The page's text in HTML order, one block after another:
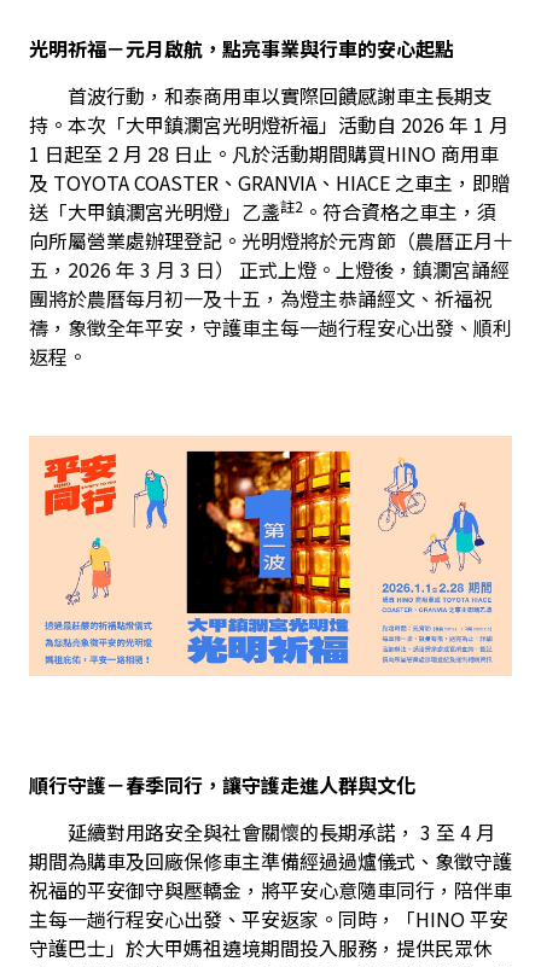
光明祈福－元月啟航，點亮事業與行車的安心起點
首波行動，和泰商用車以實際回饋感謝車主長期支
持。本次「大甲鎮瀾宮光明燈祈福」活動自 2026 年 1 月
1 日起至 2 月 28 日止。凡於活動期間購買HINO 商用車
及 TOYOTA COASTER、GRANVIA、HIACE 之車主，即贈
送「大甲鎮瀾宮光明燈」乙盞註2 。符合資格之車主，須
向所屬營業處辦理登記。 光明燈將於元宵節（農曆正月十
五，2026 年 3 月 3 日） 正式上燈。上燈後，鎮瀾宮誦經
團將於農曆每月初一及十五，為燈主恭誦經文、祈福祝
禱，象徵全年平安，守護車主每一趟行程安心出發、順利
返程。
順行守護－春季同行，讓守護走進人群與文化
延續對用路安全與社會關懷的長期承諾， 3 至 4 月
期間為購車及回廠保修車主準備經過過爐儀式、象徵守護
祝福的平安御守與壓轎金，將平安心意隨車同行，陪伴車
主每一趟行程安心出發、平安返家。同時，「HINO 平安
守護巴士」於大甲媽祖遶境期間投入服務，提供民眾休